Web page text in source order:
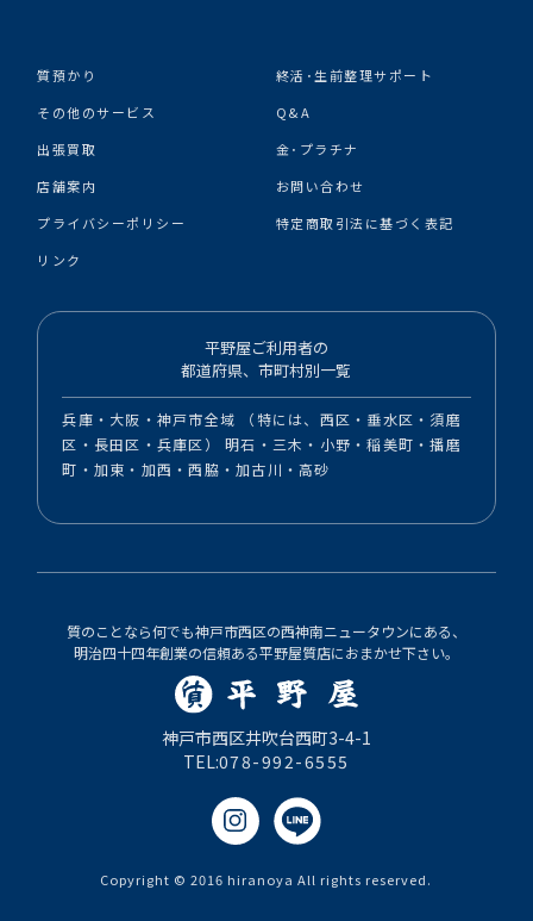
質預かり
終活･生前整理サポート
その他のサービス
Q&A
出張買取
金･プラチナ
店舗案内
お問い合わせ
プライバシーポリシー
特定商取引法に基づく表記
リンク
平野屋ご利用者の
都道府県、市町村別一覧
兵庫・大阪・神戸市全域 （特には、西区・垂水区・須磨
区・長田区・兵庫区） 明石・三木・小野・稲美町・播磨
町・加東・加西・西脇・加古川・高砂
質のことなら何でも神戸市西区の西神南ニュータウンにある、
明治四十四年創業の信頼ある平野屋質店におまかせ下さい。
神戸市西区井吹台西町3-4-1
TEL:078-992-6555
Copyright © 2016 hiranoya All rights reserved.